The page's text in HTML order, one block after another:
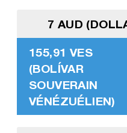
7 AUD
155,91 VES
(BOLÍVAR
SOUVERAIN
VÉNÉZUÉLIEN)